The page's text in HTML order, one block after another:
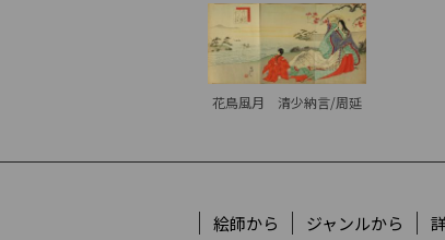
花鳥風月 清少納言/周延
絵師から ジャンルから